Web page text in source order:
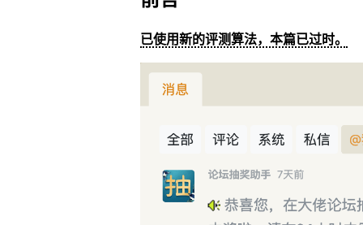
已使用新的评测算法，本篇已过时。